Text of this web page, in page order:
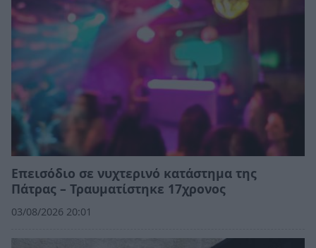
Επεισόδιο σε νυχτερινό κατάστημα της
Πάτρας – Τραυματίστηκε 17χρονος
03/08/2026 20:01